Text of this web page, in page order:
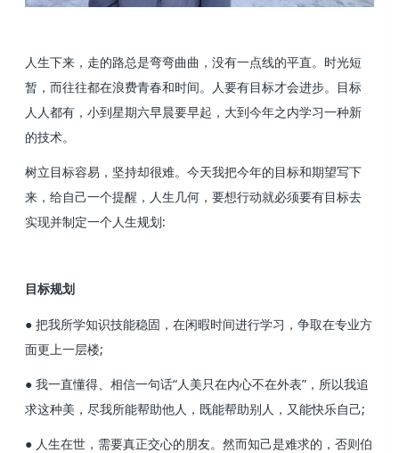
人生下来，走的路总是弯弯曲曲，没有一点线的平直。时光短
暂，而往往都在浪费青春和时间。人要有目标才会进步。目标
人人都有，小到星期六早晨要早起，大到今年之内学习一种新
的技术。
树立目标容易，坚持却很难。今天我把今年的目标和期望写下
来，给自己一个提醒，人生几何，要想行动就必须要有目标去
实现并制定一个人生规划:
目标规划
● 把我所学知识技能稳固，在闲暇时间进行学习，争取在专业方
面更上一层楼;
● 我一直懂得、相信一句话“人美只在内心不在外表”，所以我追
求这种美，尽我所能帮助他人，既能帮助别人，又能快乐自己;
● 人生在世，需要真正交心的朋友。然而知己是难求的，否则伯